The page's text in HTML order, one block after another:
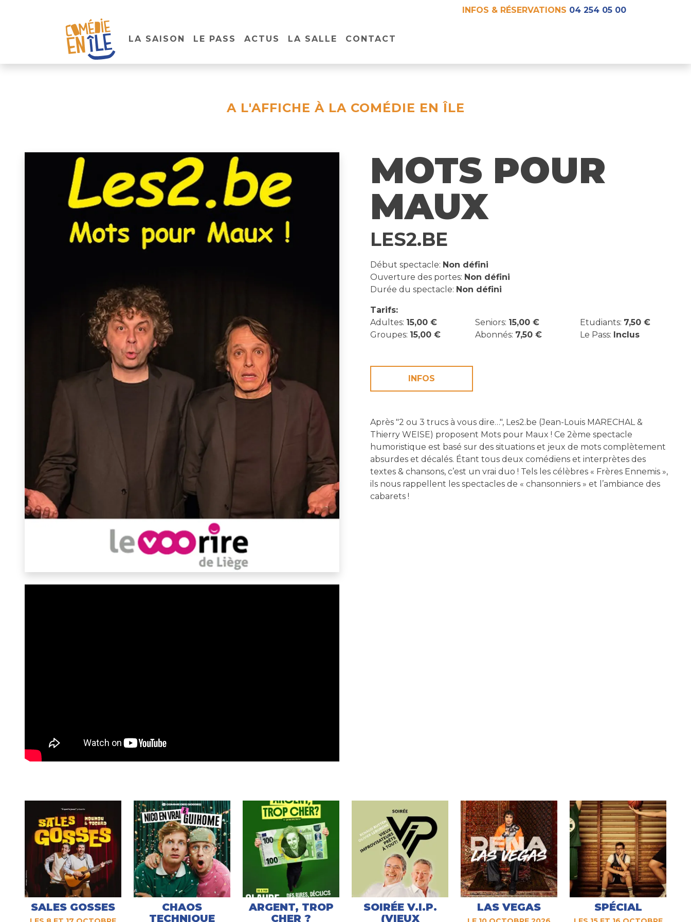
INFOS & RÉSERVATIONS 04 254 05 00
LA SAISON LE PASS ACTUS LA SALLE CONTACT
A L'AFFICHE À LA COMÉDIE EN ÎLE
MOTS POUR
MAUX
LES2.BE
Début spectacle: Non défini
Ouverture des portes: Non défini
Durée du spectacle: Non défini
Tarifs:
Adultes: 15,00 € Seniors: 15,00 € Etudiants: 7,50 €
Groupes: 15,00 € Abonnés: 7,50 € Le Pass: Inclus
INFOS
Après "2 ou 3 trucs à vous dire…", Les2.be (Jean-Louis MARECHAL &
Thierry WEISE) proposent Mots pour Maux ! Ce 2ème spectacle
humoristique est basé sur des situations et jeux de mots complètement
absurdes et décalés. Étant tous deux comédiens et interprètes des
textes & chansons, c’est un vrai duo ! Tels les célèbres « Frères Ennemis »,
ils nous rappellent les spectacles de « chansonniers » et l’ambiance des
cabarets !
SALES GOSSES
CHAOS
TECHNIQUE
ARGENT, TROP
CHER ?
SOIRÉE V.I.P.
(VIEUX
LAS VEGAS SPÉCIAL